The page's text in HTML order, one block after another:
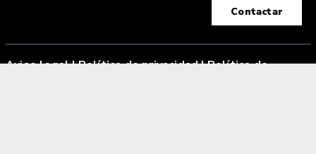
Contactar
Aviso legal|Política de privacidad |Política de